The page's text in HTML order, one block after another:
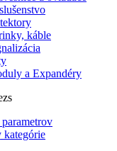
káble
a Expandéry
kategórie